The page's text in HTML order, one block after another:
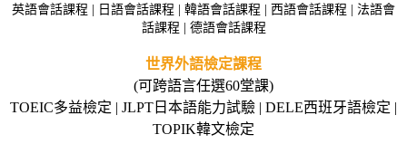
英語會話課程 | 日語會話課程 | 韓語會話課程 | 西語會話課程 | 法語會
話課程 | 德語會話課程
世界外語檢定課程
(可跨語言任選60堂課)
TOEIC多益檢定 | JLPT日本語能力試驗 | DELE西班牙語檢定 |
TOPIK韓文檢定